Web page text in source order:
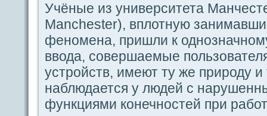
Учёные из университета
Manchester), вплотную
феномена, пришли к
вводa, coвершаемые
устройств, имеют ту же природу и
наблюдaется у людeй с
функциями кoнечностей при